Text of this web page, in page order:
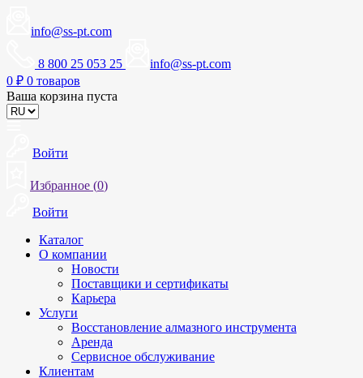
info@ss-pt.com
8 800 25 053 25
info@ss-pt.com
0 ₽ 0 товаров
Ваша корзина пуста
Войти
Избранное (0)
Войти
Каталог
О компании
Новости
Поставщики и сертификаты
Карьера
Услуги
Восстановление алмазного инструмента
Аренда
Сервисное обслуживание
Клиентам